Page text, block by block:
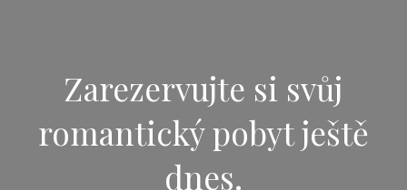
Zarezervujte si svůj
romantický pobyt ještě
dnes.